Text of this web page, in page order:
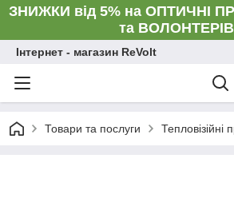
ЗНИЖКИ від 5% на ОПТИЧНІ
та
Інтернет - магазин ReVolt
Товари та послуги Тепловізійні